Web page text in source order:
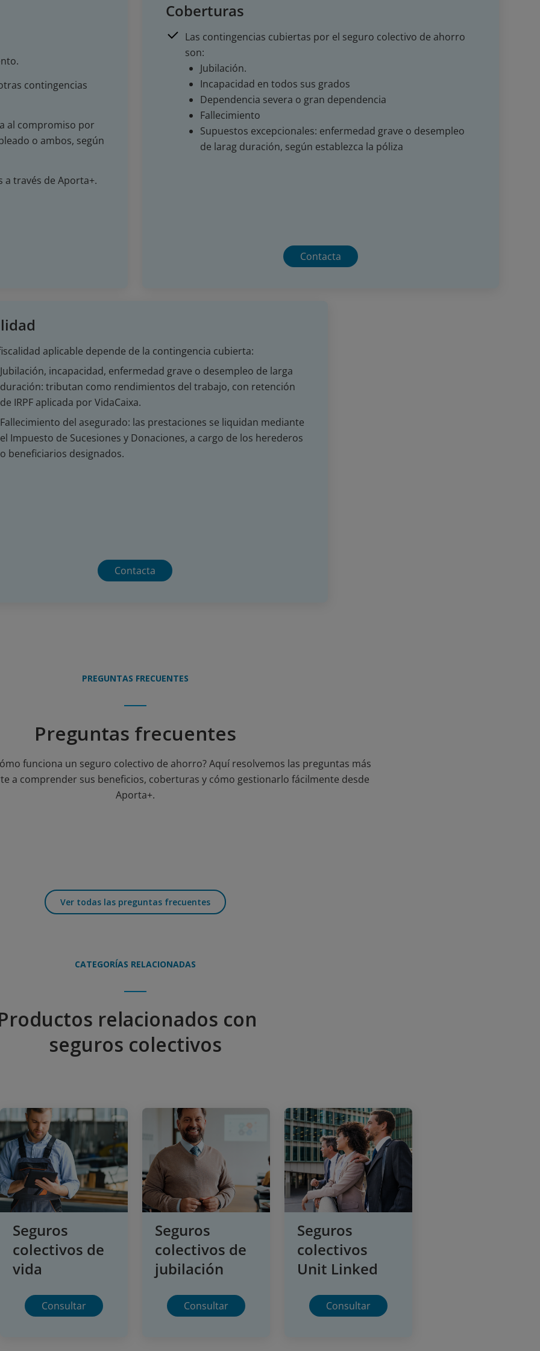
contingencias
al compromiso por
o ambos, según
a través de Aporta+.
Coberturas
Las contingencias cubiertas por el seguro colectivo de ahorro
son:
Jubilación.
Incapacidad en todos sus grados
Dependencia severa o gran dependencia
Fallecimiento
Supuestos excepcionales: enfermedad grave o desempleo
de larag duración, según establezca la póliza
Contacta
aplicable depende de la contingencia cubierta:
Jubilación, incapacidad, enfermedad grave o desempleo de larga
duración: tributan como rendimientos del trabajo, con retención
de IRPF aplicada por VidaCaixa.
Fallecimiento del asegurado: las prestaciones se liquidan mediante
el Impuesto de Sucesiones y Donaciones, a cargo de los herederos
o beneficiarios designados.
Contacta
PREGUNTAS FRECUENTES
Preguntas frecuentes
funciona un seguro colectivo de ahorro? Aquí resolvemos las preguntas más
a comprender sus beneficios, coberturas y cómo gestionarlo fácilmente desde
Aporta+.
Ver todas las preguntas frecuentes
CATEGORÍAS RELACIONADAS
relacionados con
seguros colectivos
Seguros
colectivos de
vida
Consultar
Seguros
colectivos de
jubilación
Consultar
Seguros
colectivos
Unit Linked
Consultar